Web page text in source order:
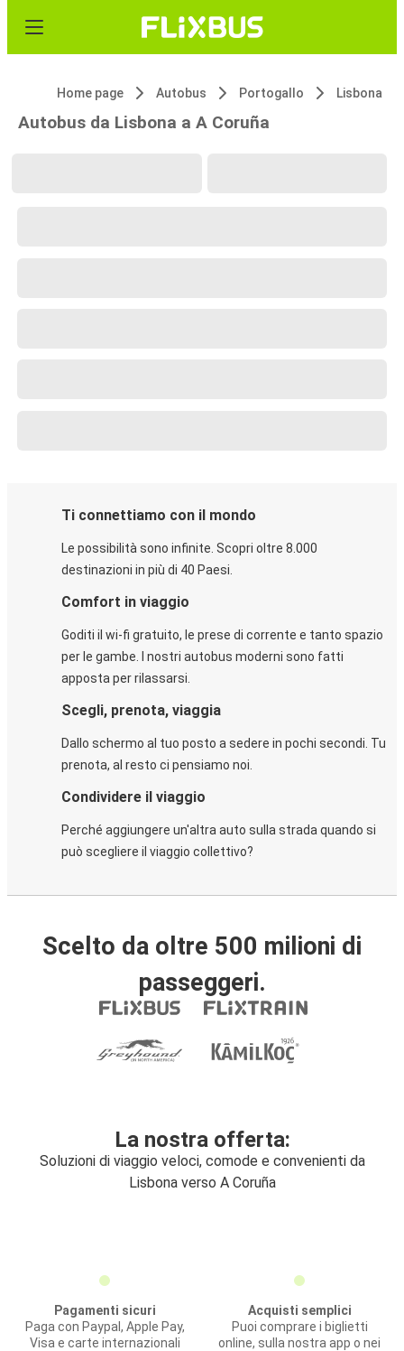
Home page Autobus Portogallo Lisbona
Autobus da Lisbona a A Coruña
Ti connettiamo con il mondo
Le possibilità sono infinite. Scopri oltre 8.000
destinazioni in più di 40 Paesi.
Comfort in viaggio
Goditi il wi-fi gratuito, le prese di corrente e tanto spazio
per le gambe. I nostri autobus moderni sono fatti
apposta per rilassarsi.
Scegli, prenota, viaggia
Dallo schermo al tuo posto a sedere in pochi secondi. Tu
prenota, al resto ci pensiamo noi.
Condividere il viaggio
Perché aggiungere un'altra auto sulla strada quando si
può scegliere il viaggio collettivo?
Scelto da oltre 500 milioni di
passeggeri.
La nostra offerta:
Soluzioni di viaggio veloci, comode e convenienti da
Lisbona verso A Coruña
Pagamenti sicuri
Paga con Paypal, Apple Pay,
Visa e carte internazionali
Acquisti semplici
Puoi comprare i biglietti
online, sulla nostra app o nei